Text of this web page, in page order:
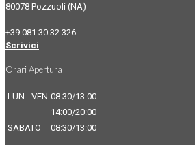
80078 Pozzuoli (NA)
+39 081 30 32 326
Scrivici
Orari Apertura
LUN - VEN 08:30/13:00
14:00/20:00
SABATO
08:30/13:00